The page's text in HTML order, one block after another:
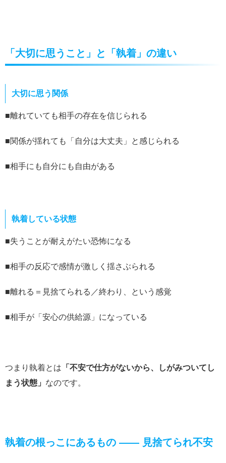
「大切に思うこと」と「執着」の違い
大切に思う関係
■離れていても相手の存在を信じられる
■関係が揺れても「自分は大丈夫」と感じられる
■相手にも自分にも自由がある
執着している状態
■失うことが耐えがたい恐怖になる
■相手の反応で感情が激しく揺さぶられる
■離れる＝見捨てられる／終わり、という感覚
■相手が「安心の供給源」になっている
つまり執着とは 「不安で仕方がないから、しがみついてし
まう状態」 なのです。
執着の根っこにあるもの ―― 見捨てられ不安